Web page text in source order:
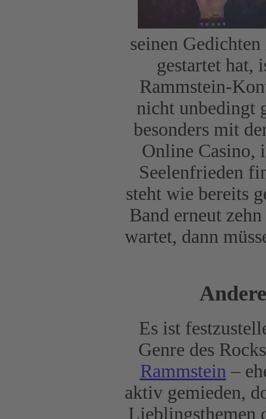
seinen
gestartet hat,
Rammstein-
nicht unbedingt
besonders mit
Online Casino,
Seelenfrieden
steht wie bereits
Band erneut
wartet, dann
Es ist
Genre des
Rammstein –
aktiv gemieden,
Lieblingsthemen